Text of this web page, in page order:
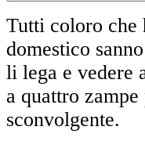
Tutti coloro che
domestico
li lega e vedere
a quattro
sconvolgente.